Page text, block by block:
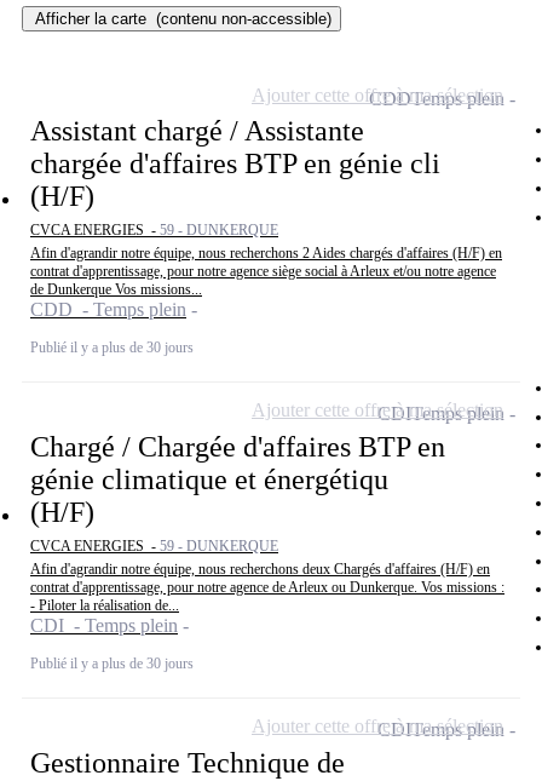
Afficher la carte (contenu non-accessible)
Assistant chargé / Assistante
chargée d'affaires BTP en génie cli
(H/F)
CVCA ENERGIES - 59 - DUNKERQUE
Afin d'agrandir notre équipe, nous recherchons 2 Aides chargés d'affaires (H/F) en
contrat d'apprentissage, pour notre agence siège social à Arleux et/ou notre agence
de Dunkerque Vos missions...
CDD - Temps plein
Publié il y a plus de 30 jours
CDDTemps plein
Ajouter cette offre à ma sélection
Chargé / Chargée d'affaires BTP en
génie climatique et énergétiqu
(H/F)
CVCA ENERGIES - 59 - DUNKERQUE
Afin d'agrandir notre équipe, nous recherchons deux Chargés d'affaires (H/F) en
contrat d'apprentissage, pour notre agence de Arleux ou Dunkerque. Vos missions :
- Piloter la réalisation de...
CDI - Temps plein
Publié il y a plus de 30 jours
CDITemps plein
Ajouter cette offre à ma sélection
Gestionnaire Technique de
CDITemps plein
Ajouter cette offre à ma sélection